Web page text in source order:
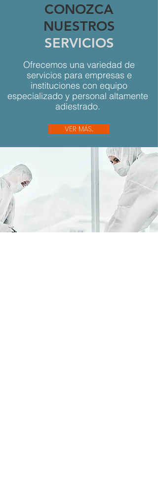
CONOZCA
NUESTROS
SERVICIOS
Ofrecemos una variedad de
servicios para empresas e
instituciones con equipo
especializado y personal altamente
adiestrado.
VER MÁS...